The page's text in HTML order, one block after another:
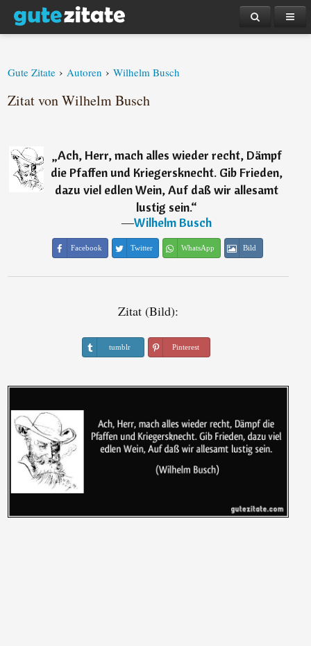
Gute Zitate › Autoren › Wilhelm Busch
Zitat von Wilhelm Busch
„Ach, Herr, mach alles wieder recht, Dämpf
die Pfaffen und Kriegersknecht. Gib Frieden,
dazu viel edlen Wein, Auf daß wir allesamt
lustig sein.“
―Wilhelm Busch
Facebook Twitter WhatsApp Bild
Zitat (Bild):
tumblr Pinterest